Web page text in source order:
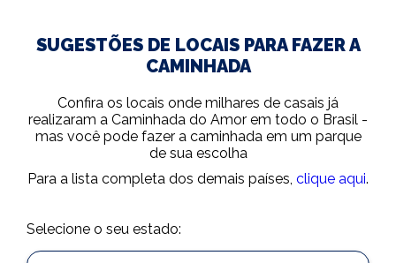
SUGESTÕES DE LOCAIS PARA FAZER A
CAMINHADA
Confira os locais onde milhares de casais já
realizaram a Caminhada do Amor em todo o Brasil -
mas você pode fazer a caminhada em um parque
de sua escolha
Para a lista completa dos demais países, clique aqui.
Selecione o seu estado: